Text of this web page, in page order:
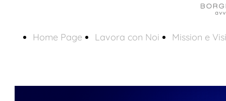
Home Page Lavora con Noi Mission e